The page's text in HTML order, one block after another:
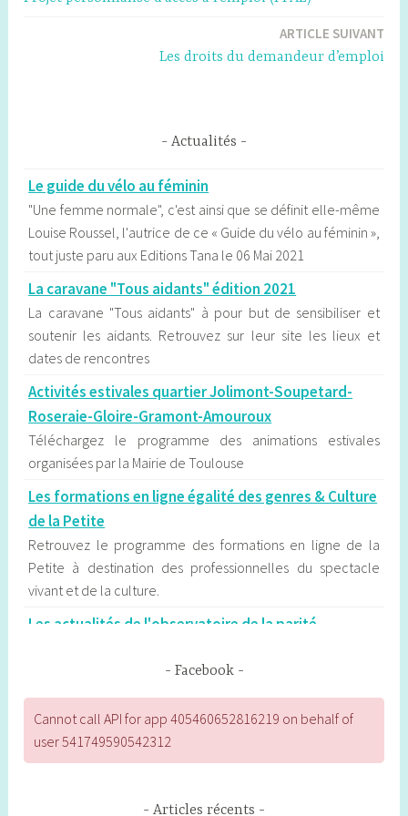
de
ARTICLE SUIVANT
Les droits du demandeur d’emploi
Actualités
Le guide du vélo au féminin
"Une femme normale", c'est ainsi que se définit elle-même
Louise Roussel, l'autrice de ce « Guide du vélo au féminin »,
tout juste paru aux Editions Tana le 06 Mai 2021
La caravane "Tous aidants" édition 2021
La caravane "Tous aidants" à pour but de sensibiliser et
soutenir les aidants. Retrouvez sur leur site les lieux et
dates de rencontres
Activités estivales quartier Jolimont-Soupetard-
Roseraie-Gloire-Gramont-Amouroux
Téléchargez le programme des animations estivales
organisées par la Mairie de Toulouse
Les formations en ligne égalité des genres & Culture
de la Petite
Retrouvez le programme des formations en ligne de la
Petite à destination des professionnelles du spectacle
vivant et de la culture.
Les actualités de l'observatoire de la parité
L’Observatoire régional de la parité d’Occitanie contribue
au débat public sur l’égalité entre les femmes et les
hommes en publiant des communiqués qui sont
fréquemment exploités par la presse régionale.
Facebook
Cannot call API for app 405460652816219 on behalf of
user 541749590542312
Articles récents